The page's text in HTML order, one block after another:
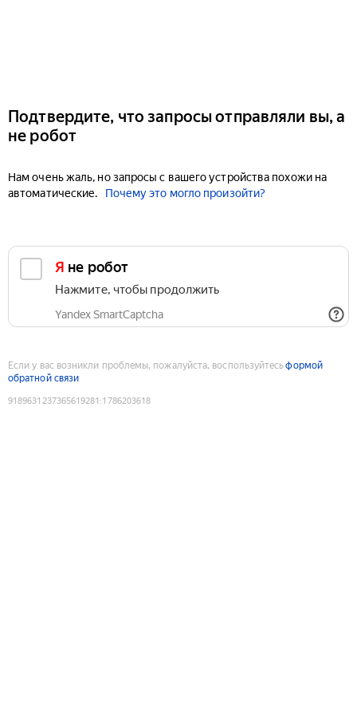
Подтвердите, что запросы отправляли вы, а
не робот
Нам очень жаль, но запросы с вашего устройства похожи на
автоматические.
Почему это могло произойти?
Я не робот
Нажмите, чтобы продолжить
Yandex SmartCaptcha
Если у вас возникли проблемы, пожалуйста, воспользуйтесьформой
обратной связи
9189631237365619281 :1786203618